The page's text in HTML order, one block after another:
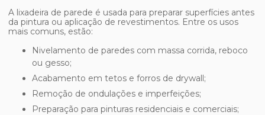
A lixadeira de parede é usada para preparar superfícies antes
da pintura ou aplicação de revestimentos. Entre os usos
mais comuns, estão:
Nivelamento de paredes com massa corrida, reboco
ou gesso;
Acabamento em tetos e forros de drywall;
Remoção de ondulações e imperfeições;
Preparação para pinturas residenciais e comerciais;